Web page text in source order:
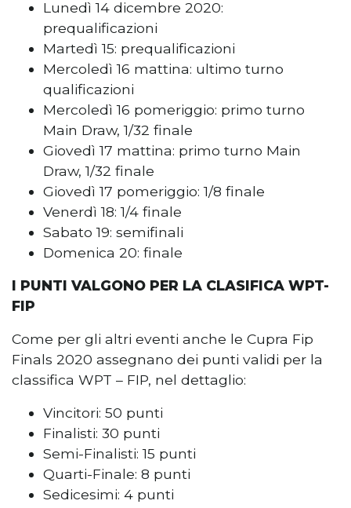
Lunedì 14 dicembre 2020:
prequalificazioni
Martedì 15: prequalificazioni
Mercoledì 16 mattina: ultimo turno
qualificazioni
Mercoledì 16 pomeriggio: primo turno
Main Draw, 1/32 finale
Giovedì 17 mattina: primo turno Main
Draw, 1/32 finale
Giovedì 17 pomeriggio: 1/8 finale
Venerdì 18: 1/4 finale
Sabato 19: semifinali
Domenica 20: finale
I PUNTI VALGONO PER LA CLASIFICA WPT-
FIP
Come per gli altri eventi anche le Cupra Fip
Finals 2020 assegnano dei punti validi per la
classifica WPT – FIP, nel dettaglio:
Vincitori: 50 punti
Finalisti: 30 punti
Semi-Finalisti: 15 punti
Quarti-Finale: 8 punti
Sedicesimi: 4 punti